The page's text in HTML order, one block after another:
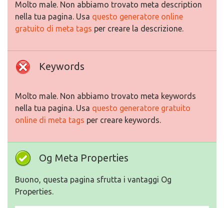
Molto male. Non abbiamo trovato meta description
nella tua pagina. Usa questo generatore online
gratuito di meta tags per creare la descrizione.
Keywords
Molto male. Non abbiamo trovato meta keywords
nella tua pagina. Usa questo generatore gratuito
online di meta tags per creare keywords.
Og Meta Properties
Buono, questa pagina sfrutta i vantaggi Og
Properties.